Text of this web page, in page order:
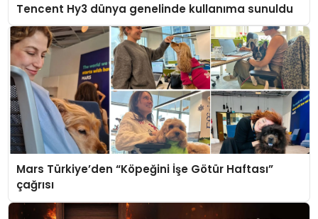
Tencent Hy3 dünya genelinde kullanıma sunuldu
Mars Türkiye’den “Köpeğini İşe Götür Haftası”
çağrısı